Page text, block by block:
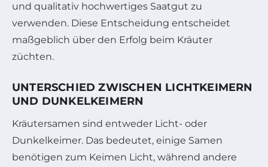
und qualitativ hochwertiges Saatgut zu
verwenden. Diese Entscheidung entscheidet
maßgeblich über den Erfolg beim Kräuter
züchten.
UNTERSCHIED ZWISCHEN LICHTKEIMERN
UND DUNKELKEIMERN
Kräutersamen sind entweder Licht- oder
Dunkelkeimer. Das bedeutet, einige Samen
benötigen zum Keimen Licht, während andere